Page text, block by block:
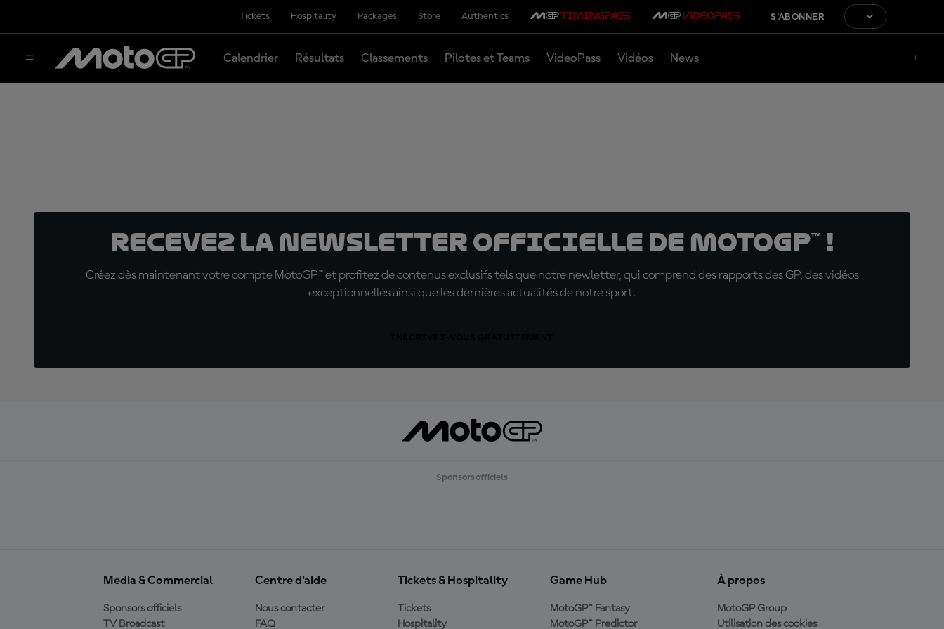
Tickets Hospitality Packages Store Authentics S'ABONNER
Calendrier Résultats Classements Pilotes et Teams VideoPass Vidéos News
Recevez la Newsletter officielle de MotoGP™ !
Créez dès maintenant votre compte MotoGP™ et profitez de contenus exclusifs tels que notre newletter, qui comprend des rapports des GP, des vidéos
exceptionnelles ainsi que les dernières actualités de notre sport.
Sponsors officiels
Media & Commercial
Sponsors officiels
TV Broadcast
Centre d'aide
Nous contacter
FAQ
Tickets & Hospitality
Tickets
Hospitality
Game Hub
MotoGP™ Fantasy
MotoGP™ Predictor
À propos
MotoGP Group
Utilisation des cookies